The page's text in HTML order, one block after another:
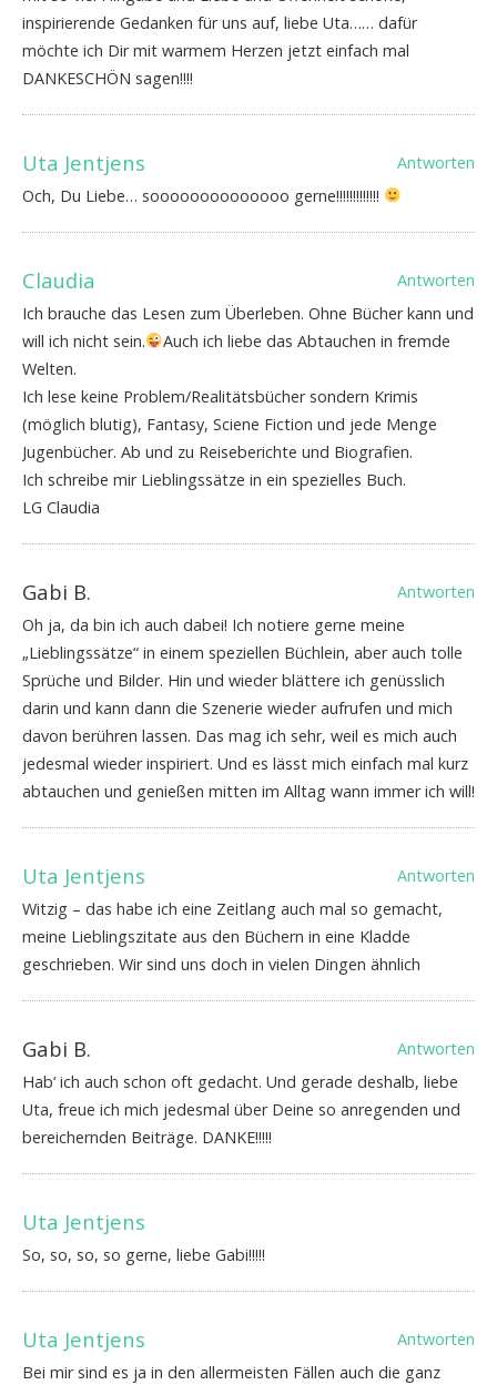
inspirierende Gedanken für uns auf, liebe Uta…… dafür
möchte ich Dir mit warmem Herzen jetzt einfach mal
DANKESCHÖN sagen!!!!
Uta Jentjens
Antworten
Och, Du Liebe… soooooooooooooo gerne!!!!!!!!!!!!!
Claudia
Antworten
Ich brauche das Lesen zum Überleben. Ohne Bücher kann und
will ich nicht sein.
Auch ich liebe das Abtauchen in fremde
Welten.
Ich lese keine Problem/Realitätsbücher sondern Krimis
(möglich blutig), Fantasy, Sciene Fiction und jede Menge
Jugenbücher. Ab und zu Reiseberichte und Biografien.
Ich schreibe mir Lieblingssätze in ein spezielles Buch.
LG Claudia
Gabi B.
Antworten
Oh ja, da bin ich auch dabei! Ich notiere gerne meine
„Lieblingssätze“ in einem speziellen Büchlein, aber auch tolle
Sprüche und Bilder. Hin und wieder blättere ich genüsslich
darin und kann dann die Szenerie wieder aufrufen und mich
davon berühren lassen. Das mag ich sehr, weil es mich auch
jedesmal wieder inspiriert. Und es lässt mich einfach mal kurz
abtauchen und genießen mitten im Alltag wann immer ich will!
Uta Jentjens
Antworten
Witzig – das habe ich eine Zeitlang auch mal so gemacht,
meine Lieblingszitate aus den Büchern in eine Kladde
geschrieben. Wir sind uns doch in vielen Dingen ähnlich
Gabi B.
Antworten
Hab‘ ich auch schon oft gedacht. Und gerade deshalb, liebe
Uta, freue ich mich jedesmal über Deine so anregenden und
bereichernden Beiträge. DANKE!!!!!
Uta Jentjens
So, so, so, so gerne, liebe Gabi!!!!!
Uta Jentjens
Antworten
Bei mir sind es ja in den allermeisten Fällen auch die ganz